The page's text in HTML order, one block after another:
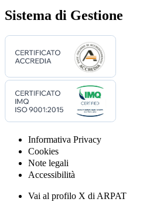
Sistema di Gestione
Informativa Privacy
Cookies
Note legali
Accessibilità
Vai al profilo X di ARPAT